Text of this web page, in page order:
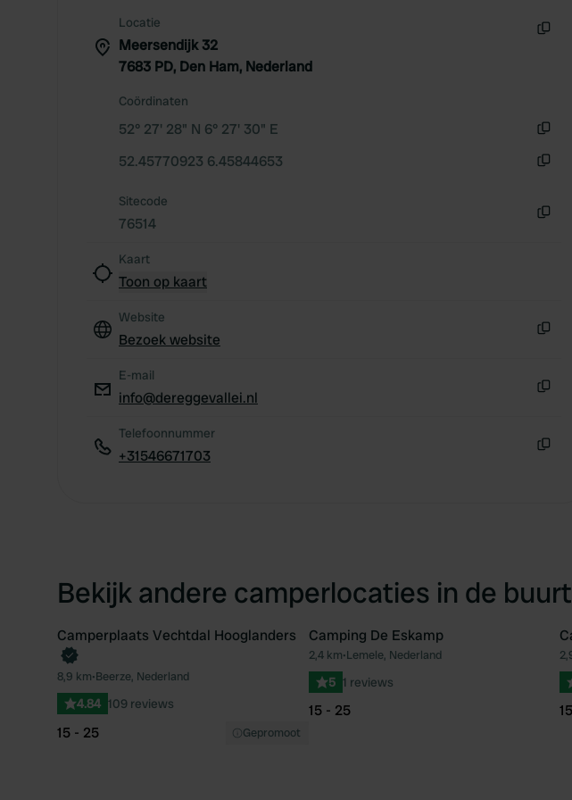
Locatie
Meersendijk 32
7683 PD, Den Ham, Nederland
Coördinaten
52° 27' 28" N 6° 27' 30" E
52.45770923 6.45844653
Sitecode
76514
Kaart
Toon op kaart
Website
Bezoek website
E-mail
info@dereggevallei.nl
Telefoonnummer
+31546671703
Bekijk andere camperlocaties in de buurt
Favoriet
Camperplaats Vechtdal Hooglanders
8,9 km•Beerze, Nederland
4.84 109 reviews
15 - 25 Gepromoot
Camping De Eskamp
2,4 km•Lemele, Nederland
5 1 reviews
15 - 25